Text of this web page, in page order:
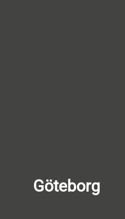
Göteborg